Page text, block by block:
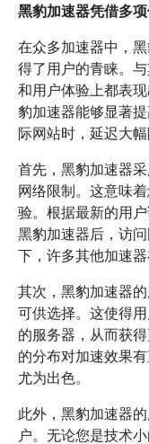
黑豹加速器凭借多项
在众多加速器中，
得了用户的青睐。
和用户体验上都表
豹加速器能够显著
际网站时，延迟大幅
首先，黑豹加速器
网络限制。这意味
验。根据最新的用
黑豹加速器后，访
下，许多其他加速
其次，黑豹加速器
可供选择。这使得
的服务器，从而获
的分布对加速效果
尤为出色。
此外，黑豹加速器
户。无论您是技术